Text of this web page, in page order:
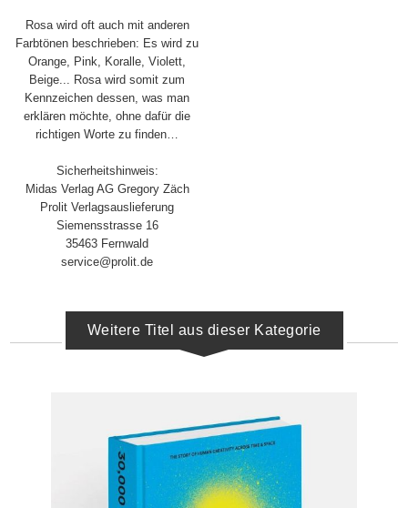
Rosa wird oft auch mit anderen
Farbtönen beschrieben: Es wird zu
Orange, Pink, Koralle, Violett,
Beige... Rosa wird somit zum
Kennzeichen dessen, was man
erklären möchte, ohne dafür die
richtigen Worte zu finden…
Sicherheitshinweis:
Midas Verlag AG Gregory Zäch
Prolit Verlagsauslieferung
Siemensstrasse 16
35463 Fernwald
service@prolit.de
Weitere Titel aus dieser Kategorie